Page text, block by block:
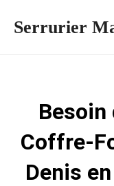
Serrurier
Besoin
Coffre-
Denis